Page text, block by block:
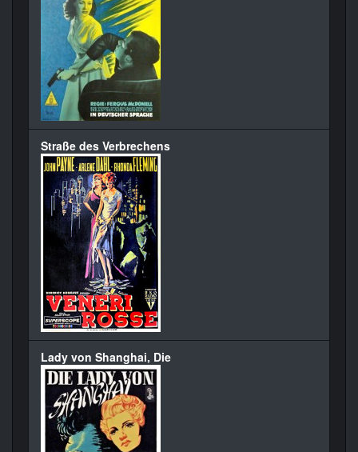
Straße des Verbrechens
Lady von Shanghai, Die